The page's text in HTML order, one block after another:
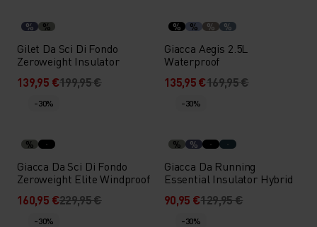
% %
Gilet Da Sci Di Fondo
Zeroweight Insulator
139,95 €199,95 €
% % % %
Giacca Aegis 2.5L
Waterproof
135,95 €169,95 €
-30%
%
Giacca Da Sci Di Fondo
Zeroweight Elite Windproof
160,95 €229,95 €
-30%
% %
Giacca Da Running
Essential Insulator Hybrid
90,95 €129,95 €
-30% -30%